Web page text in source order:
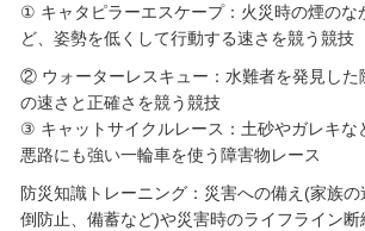
① キャタピラーエスケープ：火災時の煙のな
ど、姿勢を低くして行動する速さを競う競技
② ウォーターレスキュー：水難者を発見した
の速さと正確さを競う競技
③ キャットサイクルレース：土砂やガレキな
悪路にも強い一輪車を使う障害物レース
防災知識トレーニング：災害への備え(家族
倒防止、備蓄など)や災害時のライフライン